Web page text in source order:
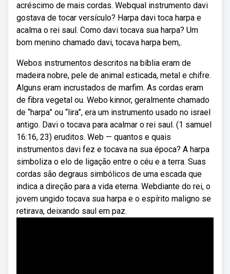
acréscimo de mais cordas. Webqual instrumento davi
gostava de tocar versículo? Harpa davi toca harpa e
acalma o rei saul. Como davi tocava sua harpa? Um
bom menino chamado davi, tocava harpa bem,.
Webos instrumentos descritos na bíblia eram de
madeira nobre, pele de animal esticada, metal e chifre.
Alguns eram incrustados de marfim. As cordas eram
de fibra vegetal ou. Webo kinnor, geralmente chamado
de “harpa” ou “lira”, era um instrumento usado no israel
antigo. Davi o tocava para acalmar o rei saul. (1 samuel
16:16, 23) eruditos. Web — quantos e quais
instrumentos davi fez e tocava na sua época? A harpa
simboliza o elo de ligação entre o céu e a terra. Suas
cordas são degraus simbólicos de uma escada que
indica a direção para a vida eterna. Webdiante do rei, o
jovem ungido tocava sua harpa e o espírito maligno se
retirava, deixando saul em paz.